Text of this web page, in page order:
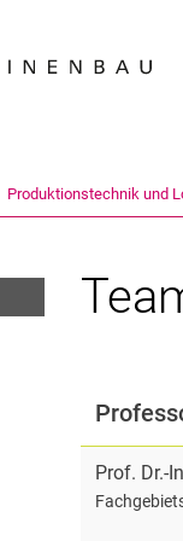
Produktionstechnik und
Prof. Dr.-